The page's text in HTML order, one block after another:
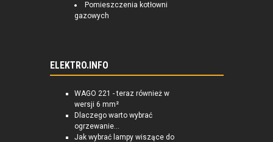
Pomieszczenia kotłowni
gazowych
ELEKTRO.INFO
WAGO 221 - teraz również w
wersji 6 mm²
Dlaczego warto wybrać
ogrzewanie...
Jak wybrać lampy wiszące do